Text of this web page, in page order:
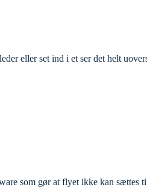
eller set ind i et ser det helt
som gør at flyet ikke kan sættes